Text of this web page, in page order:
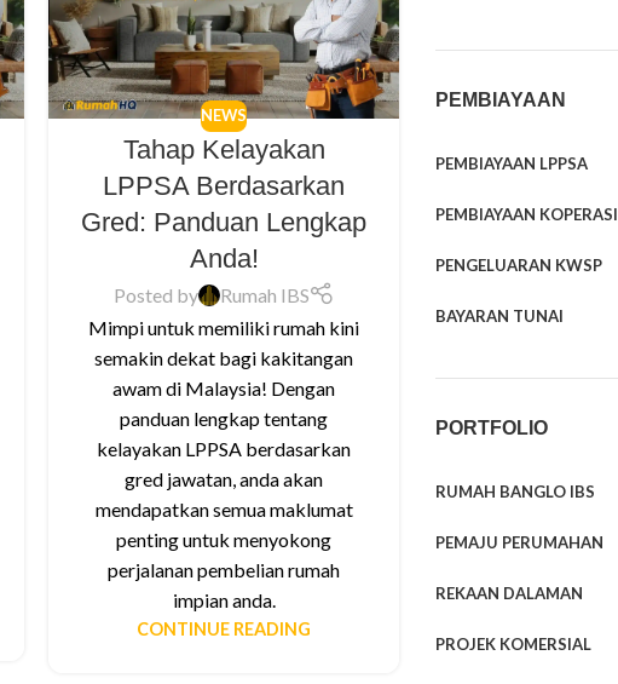
NEWS
Tahap Kelayakan
LPPSA Berdasarkan
Gred: Panduan Lengkap
Anda!
Posted by
Rumah IBS
Mimpi untuk memiliki rumah kini
semakin dekat bagi kakitangan
awam di Malaysia! Dengan
panduan lengkap tentang
kelayakan LPPSA berdasarkan
gred jawatan, anda akan
mendapatkan semua maklumat
penting untuk menyokong
perjalanan pembelian rumah
impian anda.
CONTINUE READING
PEMBIAYAAN
PEMBIAYAAN LPPSA
PEMBIAYAAN KOPERASI
PENGELUARAN KWSP
BAYARAN TUNAI
PORTFOLIO
RUMAH BANGLO IBS
PEMAJU PERUMAHAN
REKAAN DALAMAN
PROJEK KOMERSIAL